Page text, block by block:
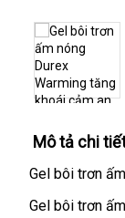
Mô tả chi
Gel bôi trơn
Gel bôi trơn